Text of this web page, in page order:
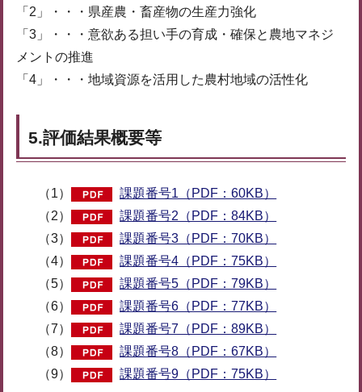
「2」・・・県産農・畜産物の生産力強化
「3」・・・意欲ある担い手の育成・確保と農地マネジ
メントの推進
「4」・・・地域資源を活用した農村地域の活性化
5.評価結果概要等
（1）
課題番号1（PDF：60KB）
（2）
課題番号2（PDF：84KB）
（3）
課題番号3（PDF：70KB）
（4）
課題番号4（PDF：75KB）
（5）
課題番号5（PDF：79KB）
（6）
課題番号6（PDF：77KB）
（7）
課題番号7（PDF：89KB）
（8）
課題番号8（PDF：67KB）
（9）
課題番号9（PDF：75KB）